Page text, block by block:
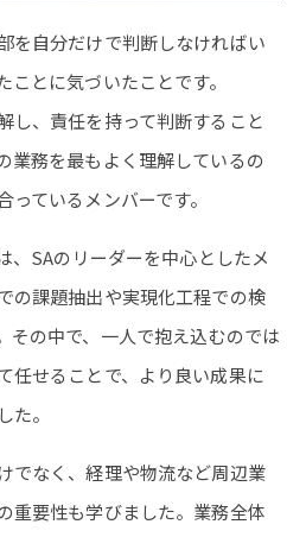
を自分だけで判断しなければい
とに気づいたことです。
し、責任を持って判断すること
業務を最もよく理解しているの
ているメンバーです。
、SAのリーダーを中心としたメ
の課題抽出や実現化工程での検
その中で、一人で抱え込むのでは
任せることで、より良い成果に
た。
でなく、経理や物流など周辺業
重要性も学びました。業務全体